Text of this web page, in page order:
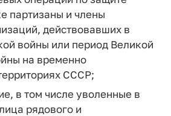
партизаны и члены
действовавших в
войны или период Великой
на временно
СССР;
в том числе уволенные в
рядового и